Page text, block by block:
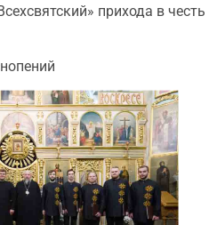
прихода в честь